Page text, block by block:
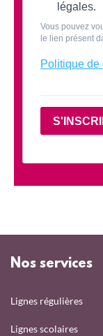
légales.
Vous pouvez
le lien présent
Politique de
Nos services
Lignes régulières
Lignes scolaires